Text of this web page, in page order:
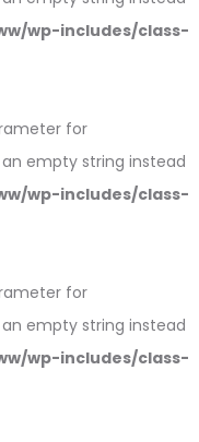
wp-includes/class-
for
empty string instead
wp-includes/class-
for
empty string instead
wp-includes/class-